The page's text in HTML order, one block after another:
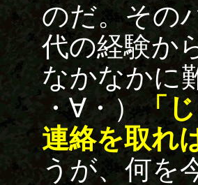
のだ。その
代の経験か
なかなかに
・∀・）「
連絡を取れ
うが、何を